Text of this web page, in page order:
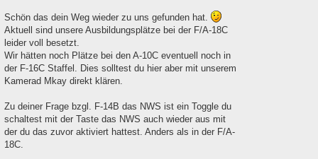
a
g
Schön das dein Weg wieder zu uns gefunden hat.
Aktuell sind unsere Ausbildungsplätze bei der F/A-18C
leider voll besetzt.
Wir hätten noch Plätze bei den A-10C eventuell noch in
der F-16C Staffel. Dies solltest du hier aber mit unserem
Kamerad Mkay direkt klären.
Zu deiner Frage bzgl. F-14B das NWS ist ein Toggle du
schaltest mit der Taste das NWS auch wieder aus mit
der du das zuvor aktiviert hattest. Anders als in der F/A-
18C.